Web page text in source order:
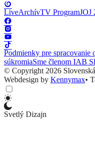
LiveArchívTV ProgramJOJ
Podmienky pre spracovanie
súkromiaSme členom IAB
© Copyright 2026
Webdesign by Kennymax•
Svetlý Dizajn